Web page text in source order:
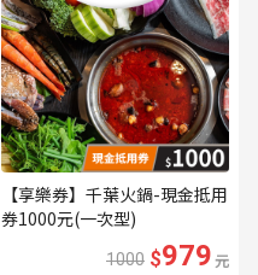
【享樂券】千葉火鍋-現金抵用
券1000元(一次型)
1000 $979元